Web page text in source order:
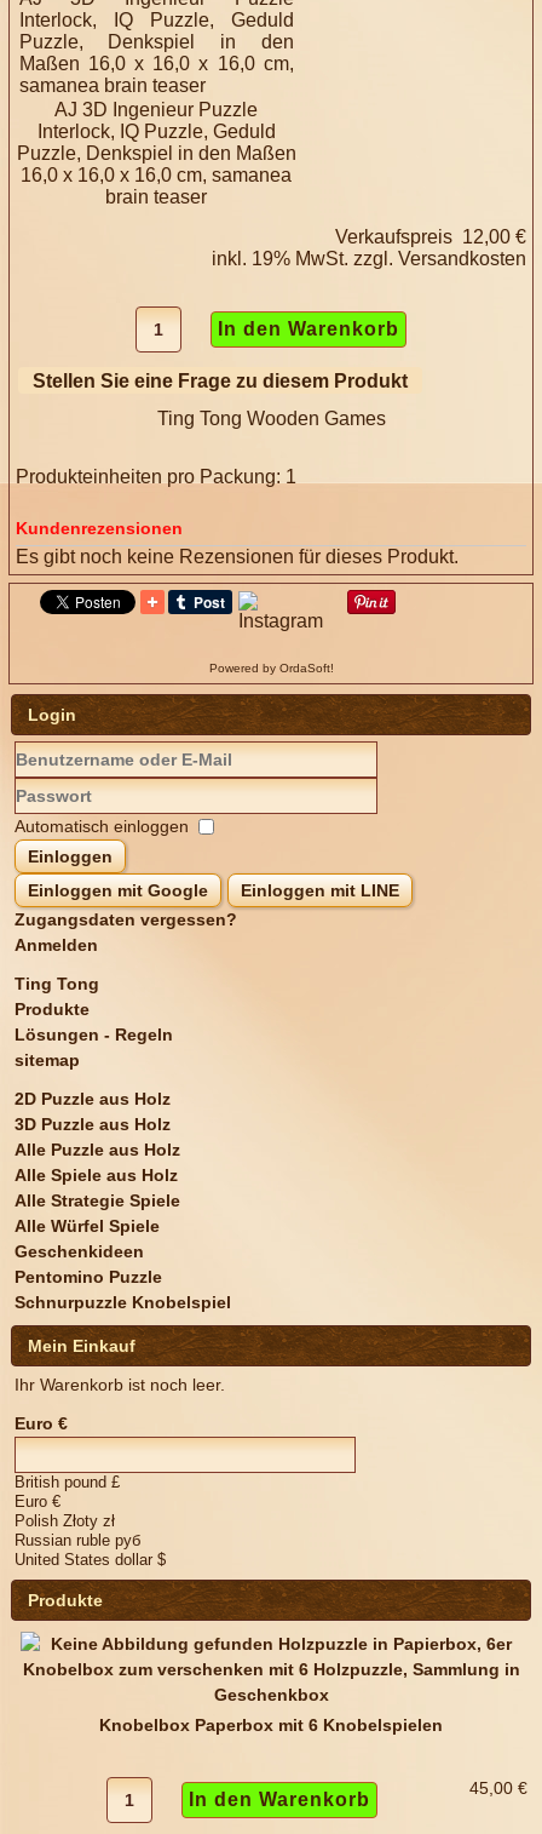
AJ 3D Ingenieur Puzzle
Interlock, IQ Puzzle, Geduld
Puzzle, Denkspiel in den Maßen
16,0 x 16,0 x 16,0 cm, samanea
brain teaser
Verkaufspreis 12,00 €
inkl. 19% MwSt. zzgl. Versandkosten
Stellen Sie eine Frage zu diesem Produkt
Ting Tong Wooden Games
Produkteinheiten pro Packung: 1
Kundenrezensionen
Es gibt noch keine Rezensionen für dieses Produkt.
Powered by OrdaSoft!
Login
Automatisch einloggen
Einloggen
Einloggen mit Google
Einloggen mit LINE
Zugangsdaten vergessen?
Anmelden
Ting Tong
Produkte
Lösungen - Regeln
sitemap
2D Puzzle aus Holz
3D Puzzle aus Holz
Alle Puzzle aus Holz
Alle Spiele aus Holz
Alle Strategie Spiele
Alle Würfel Spiele
Geschenkideen
Pentomino Puzzle
Schnurpuzzle Knobelspiel
Mein Einkauf
Ihr Warenkorb ist noch leer.
Euro €
British pound £
Euro €
Polish Złoty zł
Russian ruble руб
United States dollar $
Produkte
Knobelbox Paperbox mit 6 Knobelspielen
45,00 €